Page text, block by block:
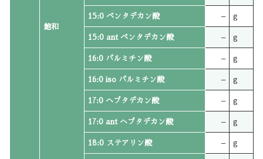
飽和
15:0 ペンタデカン酸 – g
15:0 ant ペンタデカン酸 – g
16:0 パルミチン酸 – g
16:0 iso パルミチン酸 – g
17:0 ヘプタデカン酸 – g
17:0 ant ヘプタデカン酸 – g
18:0 ステアリン酸 – g